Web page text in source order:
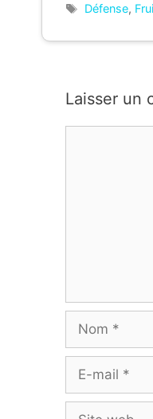
Étiquettes
Défense,
Laisser un
mail